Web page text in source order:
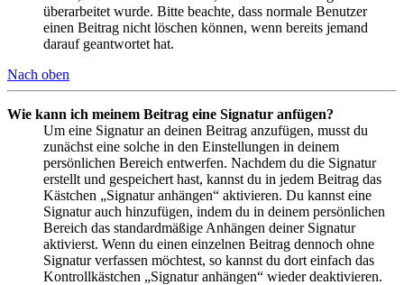
überarbeitet wurde. Bitte beachte, dass normale Benutzer
einen Beitrag nicht löschen können, wenn bereits jemand
darauf geantwortet hat.
Nach oben
Wie kann ich meinem Beitrag eine Signatur anfügen?
Um eine Signatur an deinen Beitrag anzufügen, musst du
zunächst eine solche in den Einstellungen in deinem
persönlichen Bereich entwerfen. Nachdem du die Signatur
erstellt und gespeichert hast, kannst du in jedem Beitrag das
Kästchen „Signatur anhängen“ aktivieren. Du kannst eine
Signatur auch hinzufügen, indem du in deinem persönlichen
Bereich das standardmäßige Anhängen deiner Signatur
aktivierst. Wenn du einen einzelnen Beitrag dennoch ohne
Signatur verfassen möchtest, so kannst du dort einfach das
Kontrollkästchen „Signatur anhängen“ wieder deaktivieren.